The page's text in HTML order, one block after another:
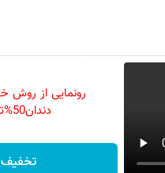
رونمایی از روش
دندان50%تخفیف🔥
تخفیف